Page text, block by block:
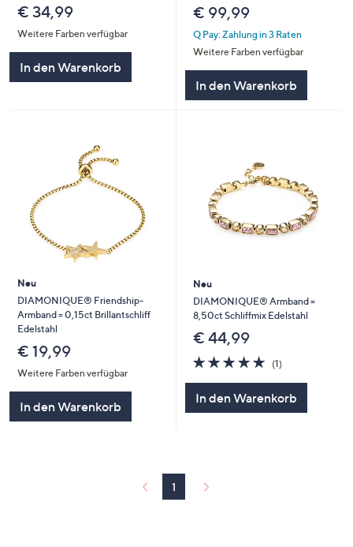
€ 34,99
Weitere Farben verfügbar
In den Warenkorb
€ 99,99
Q Pay: Zahlung in 3 Raten
Weitere Farben verfügbar
In den Warenkorb
Neu
DIAMONIQUE® Friendship-
Armband = 0,15ct Brillantschliff
Edelstahl
€ 19,99
Weitere Farben verfügbar
In den Warenkorb
Neu
DIAMONIQUE® Armband =
8,50ct Schliffmix Edelstahl
€ 44,99
5.0
von
(1)1
In den Warenkorb
1